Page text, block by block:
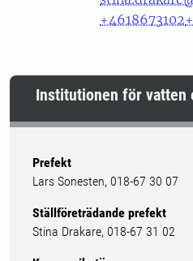
+4618673102
Institutionen för vatten
Prefekt
Lars Sonesten, 018-67 30 07
Ställföreträdande prefekt
Stina Drakare, 018-67 31 02